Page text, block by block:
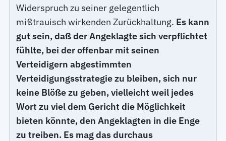
Widerspruch zu seiner gelegentlich
mißtrauisch wirkenden Zurückhaltung. Es kann
gut sein, daß der Angeklagte sich verpflichtet
fühlte, bei der offenbar mit seinen
Verteidigern abgestimmten
Verteidigungsstrategie zu bleiben, sich nur
keine Blöße zu geben, vielleicht weil jedes
Wort zu viel dem Gericht die Möglichkeit
bieten könnte, den Angeklagten in die Enge
zu treiben. Es mag das durchaus